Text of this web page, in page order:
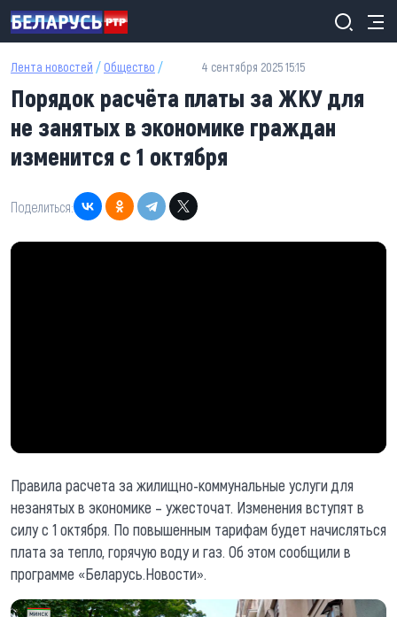
Перейти к основному содержанию
Лента новостей / Общество / 4 сентября 2025 15:15
Порядок расчёта платы за ЖКУ для
не занятых в экономике граждан
изменится с 1 октября
Поделиться:
Правила расчета за жилищно-коммунальные услуги для
незанятых в экономике – ужесточат. Изменения вступят в
силу с 1 октября. По повышенным тарифам будет начисляться
плата за тепло, горячую воду и газ. Об этом сообщили в
программе «Беларусь.Новости».